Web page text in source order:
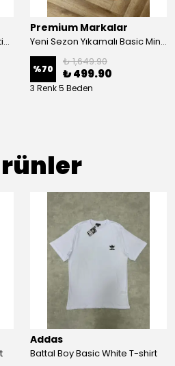
Yeni Sezon Basic Mini Essential Logo T-shirt
Premium Markalar
Yeni Sezon Yıkamalı Basic Mini Logo T-shirt
%70
₺ 1,649.90
₺ 499.90
3 Renk 5 Beden
Addas
Battal Boy Basic White T-shirt